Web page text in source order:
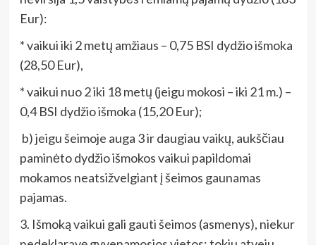
Eur):
* vaikui iki 2 metų amžiaus – 0,75 BSI dydžio išmoka
(28,50 Eur),
* vaikui nuo 2 iki 18 metų (jeigu mokosi – iki 21 m.) –
0,4 BSI dydžio išmoka (15,20 Eur);
b) jeigu šeimoje auga 3 ir daugiau vaikų, aukščiau
paminėto dydžio išmokos vaikui papildomai
mokamos neatsižvelgiant į šeimos gaunamas
pajamas.
3. Išmoką vaikui gali gauti šeimos (asmenys), niekur